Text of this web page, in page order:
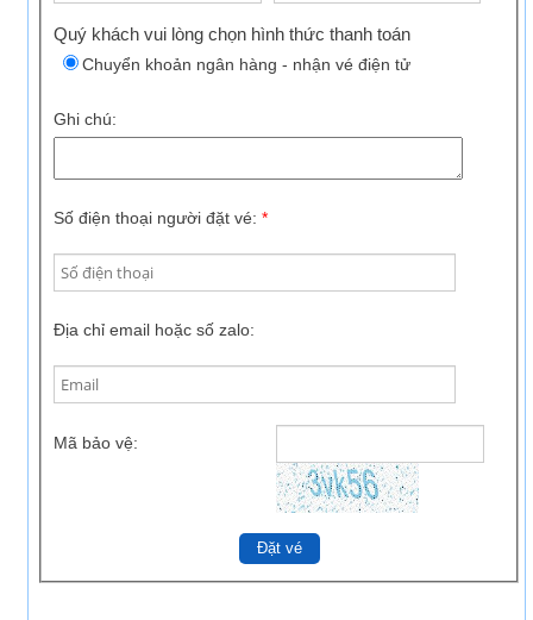
Quý khách vui lòng chọn hình thức thanh toán
Chuyển khoản ngân hàng - nhận vé điện tử
Ghi chú:
Số điện thoại người đặt vé:*
Địa chỉ email hoặc số zalo:
Mã bảo vệ: